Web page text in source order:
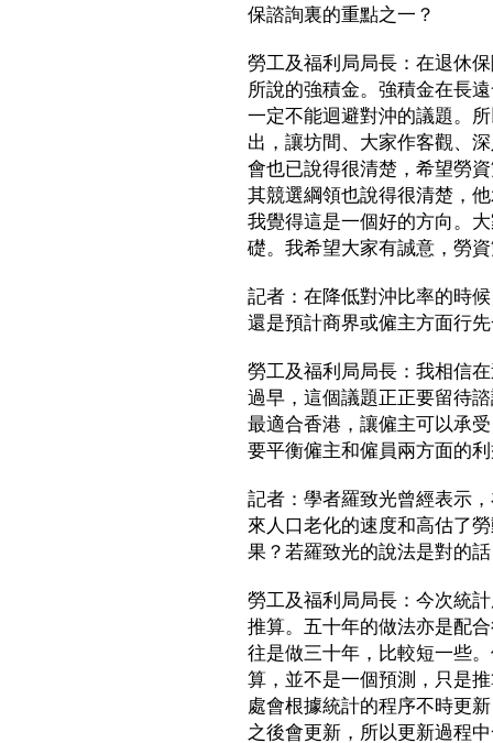
保諮詢裏的重點之一？
勞工及福利局局長：在退休
所說的強積金。強積金在長
一定不能迴避對沖的議題。
出，讓坊間、大家作客觀、
會也已說得很清楚，希望勞
其競選綱領也說得很清楚，
我覺得這是一個好的方向。
礎。我希望大家有誠意，勞
記者：在降低對沖比率的時
還是預計商界或僱主方面行
勞工及福利局局長：我相信
過早，這個議題正正要留待
最適合香港，讓僱主可以承
要平衡僱主和僱員兩方面的
記者：學者羅致光曾經表示
來人口老化的速度和高估了
果？若羅致光的說法是對的
勞工及福利局局長：今次統
推算。五十年的做法亦是配
往是做三十年，比較短一些
算，並不是一個預測，只是
處會根據統計的程序不時更
之後會更新，所以更新過程